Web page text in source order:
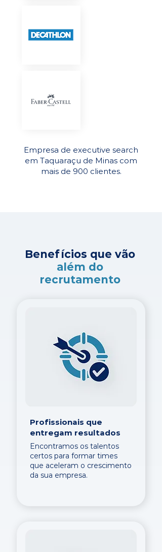
Empresa de executive search
em Taquaraçu de Minas com
mais de 900 clientes.
Benefícios que vão
além do
recrutamento
Profissionais que
entregam resultados
Encontramos os talentos
certos para formar times
que aceleram o crescimento
da sua empresa.